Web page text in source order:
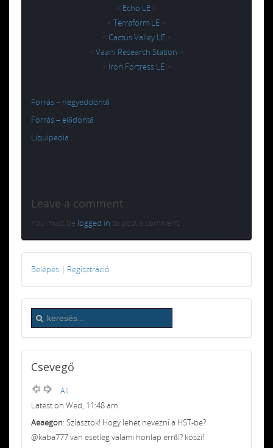
< Echo LE
< Terraform LE
< Cactus Valley LE>
< Vaani Research Station
< Iron Fortress LE
Forrás – negyeddöntő
Forrás – elődöntő
Liquipedia
Leave a comment
You must be logged in to post a comment.
Belépés | Regisztráció
Csevegő
All
Latest on Wed, 11:48 am
Aeaegon: Sziasztok! Hogy lehet nevezni a HST-be?
@kaba777 van esetleg valami honlap erről? köszi!